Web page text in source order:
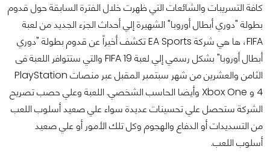
كافة التسريبات والشائعات التي ظهرت خلال الفترة السابقة حول قدوم
بطولة "دوري أبطال أوروبا" الشهيرة إلي أحداث الجزء الجديد من لعبة
FIFA، ها هي شركة EA Sports تكشف أخيراً عن قدوم بطولة "دوري
أبطال أوروبا" بشكل رسمي إلي لعبة FIFA 19 والتي ستتوافر اللعبة فى
الثامن والعشرين من شهر سبتمبر المقبل عبر منصات PlayStation
4 و Xbox One وأيضا الحاسب الشخصي. اللعبة وعلي حصب تصريح
الشركة ستحصل علي تحسينات عديدة سواء علي صعيد أسلوب اللعب
من التسديدات أو الدفاع والهجوم وكل تلك الأمور أو علي صعيد
أسلوب اللعب.